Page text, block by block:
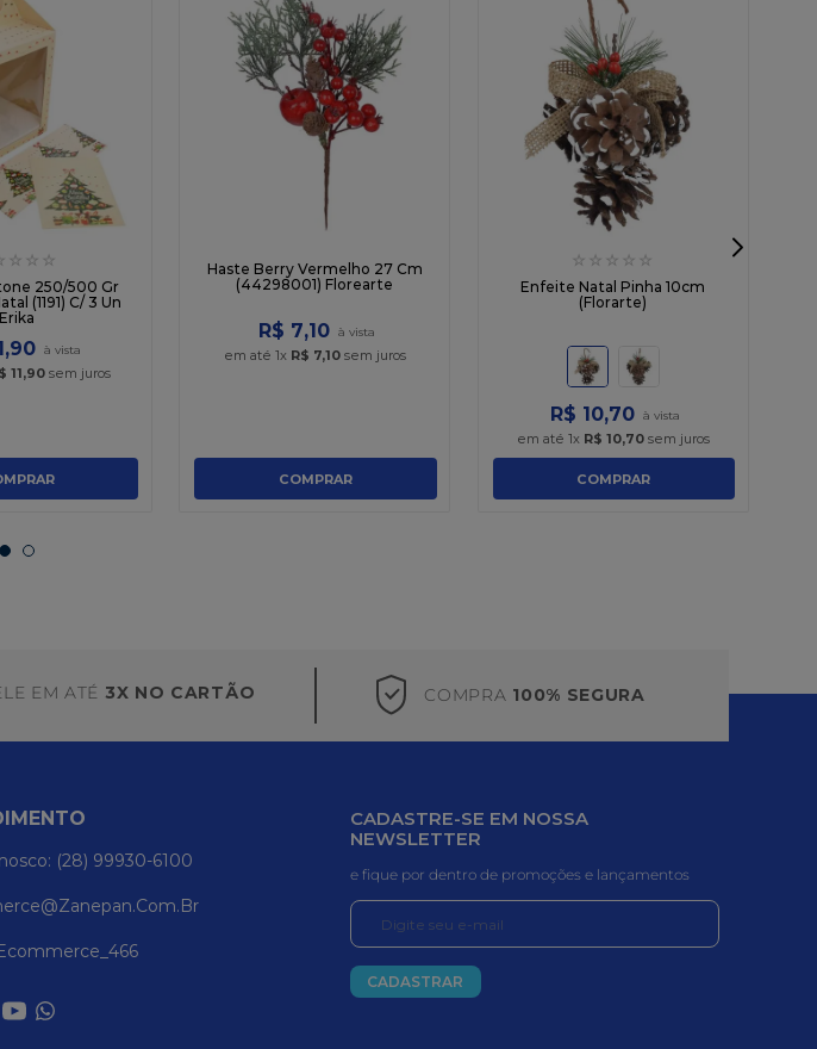
☆ ☆ ☆
250/500 Gr
(1191) C/ 3 Un
Erika
,90
11,90 sem juros
Haste Berry Vermelho 27 Cm
(44298001) Florearte
R$ 7,10
em até 1x R$ 7,10sem juros
COMPRAR
☆ ☆ ☆ ☆ ☆
Enfeite Natal Pinha 10cm
(Florarte)
R$ 10,70
em até 1x R$ 10,70sem juros
COMPRAR
EM ATÉ 3X NO CARTÃO COMPRA 100% SEGURA
(28) 99930-6100
CADASTRE-SE EM NOSSA
NEWSLETTER
e fique por dentro de promoções e lançamentos
CADASTRAR